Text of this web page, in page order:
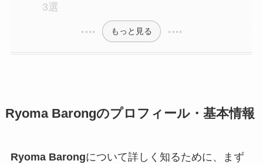
3選
もっと見る
Ryoma Barongのプロフィール・基本情報
Ryoma Barongについて詳しく知るために、まず